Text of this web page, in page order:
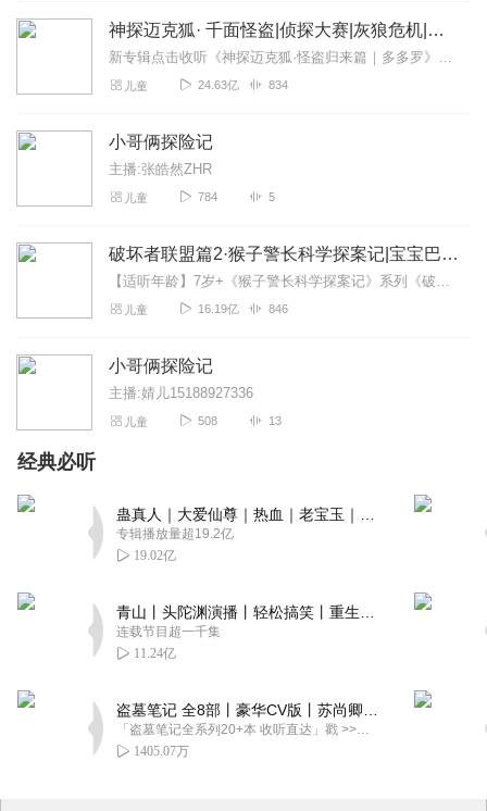
神探迈克狐· 千面怪盗|侦探大赛|灰狼危机|多多罗
新专辑点击收听《神探迈克狐·怪盗归来篇｜多多罗》！！！>>>点击进入主播橱窗购买《神探迈克狐》系列图书吧!<<<多多罗故事【点击前往】收听多多罗其他好玩有趣的故...
儿童 24.63亿 834
小哥俩探险记
主播:张皓然ZHR
儿童 784 5
破坏者联盟篇2·猴子警长科学探案记|宝宝巴士故事
【适听年龄】7岁+《猴子警长科学探案记》系列《破坏者联盟篇1·猴子警长科学探案记》>>>《破坏者联盟篇2·猴子警长科学探案记》>>>《破坏者联盟篇3·猴子警长科...
儿童 16.19亿 846
小哥俩探险记
主播:婧儿15188927336
儿童 508 13
经典必听
专辑播放量超19.2亿
19.02亿
连载节目超一千集
11.24亿
「盗墓笔记全系列20+本 收听直达」戳 >>改编自南派三叔同名作品，腾讯音乐娱乐集团出品，冠声文化制作，...
1405.07万